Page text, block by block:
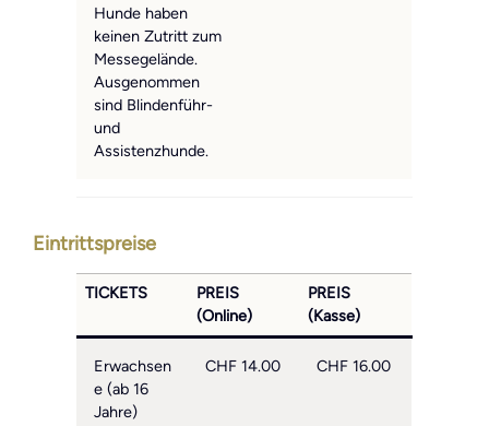
Hunde haben
keinen Zutritt zum
Messegelände.
Ausgenommen
sind Blindenführ-
und
Assistenzhunde.
Eintrittspreise
TICKETS
PREIS
(Online)
PREIS
(Kasse)
Erwachsen
e (ab 16
Jahre)
CHF 14.00 CHF 16.00